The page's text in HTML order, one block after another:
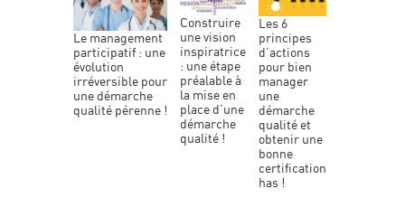
le management
participatif : une
évolution
irréversible pour
une démarche
qualité pérenne !
construire
une vision
inspiratrice
: une étape
préalable à
la mise en
place d’une
démarche
qualité !
les 6
principes
d’actions
pour bien
manager
une
démarche
qualité et
obtenir une
bonne
certification
has !